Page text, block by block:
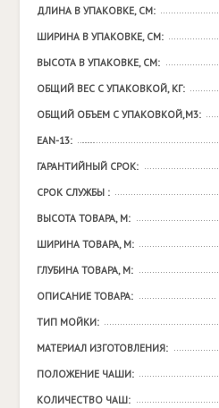
ДЛИНА В УПАКОВКЕ, СМ:
ШИРИНА В УПАКОВКЕ, СМ:
ВЫСОТА В УПАКОВКЕ, СМ:
ОБЩИЙ ВЕС С УПАКОВКОЙ, КГ:
ОБЩИЙ ОБЪЕМ С УПАКОВКОЙ,М3:
EAN-13:
ГАРАНТИЙНЫЙ СРОК:
СРОК СЛУЖБЫ :
ВЫСОТА ТОВАРА, М:
ШИРИНА ТОВАРА, М:
ГЛУБИНА ТОВАРА, М:
ОПИСАНИЕ ТОВАРА:
ТИП МОЙКИ:
МАТЕРИАЛ ИЗГОТОВЛЕНИЯ:
ПОЛОЖЕНИЕ ЧАШИ:
КОЛИЧЕСТВО ЧАШ: